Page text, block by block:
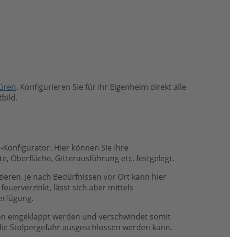
. Konfigurieren Sie für Ihr Eigenheim direkt alle
Hier können Sie Ihre
Oberfläche, Gitterausführung etc. festgelegt.
Je nach Bedürfnissen vor Ort kann hier
lässt sich aber mittels
eingeklappt werden und verschwindet somit
Stolpergefahr ausgeschlossen werden kann.